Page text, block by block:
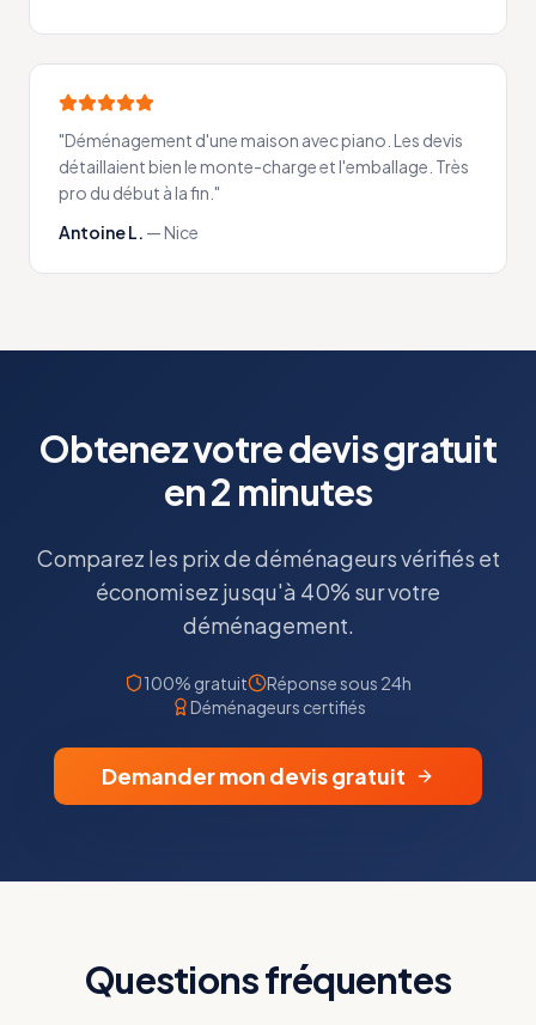
"Déménagement d'une maison avec piano. Les devis
détaillaient bien le monte-charge et l'emballage. Très
pro du début à la fin. "
Antoine L. —Nice
Obtenez votre devis gratuit
en 2 minutes
Comparez les prix de déménageurs vérifiés et
économisez jusqu'à 40% sur votre
déménagement.
100% gratuit
Réponse sous 24h
Déménageurs certifiés
Demander mon devis gratuit
Questions fréquentes